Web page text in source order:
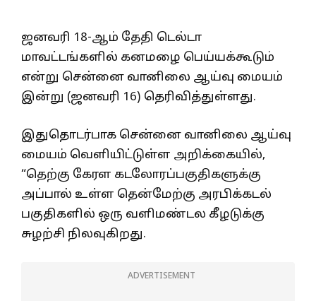
ஜனவரி 18-ஆம் தேதி டெல்டா
மாவட்டங்களில் கனமழை பெய்யக்கூடும்
என்று சென்னை வானிலை ஆய்வு மையம்
இன்று (ஜனவரி 16) தெரிவித்துள்ளது.
இதுதொடர்பாக சென்னை வானிலை ஆய்வு
மையம் வெளியிட்டுள்ள அறிக்கையில்,
“தெற்கு கேரள கடலோரப்பகுதிகளுக்கு
அப்பால் உள்ள தென்மேற்கு அரபிக்கடல்
பகுதிகளில் ஒரு வளிமண்டல கீழடுக்கு
சுழற்சி நிலவுகிறது.
ADVERTISEMENT